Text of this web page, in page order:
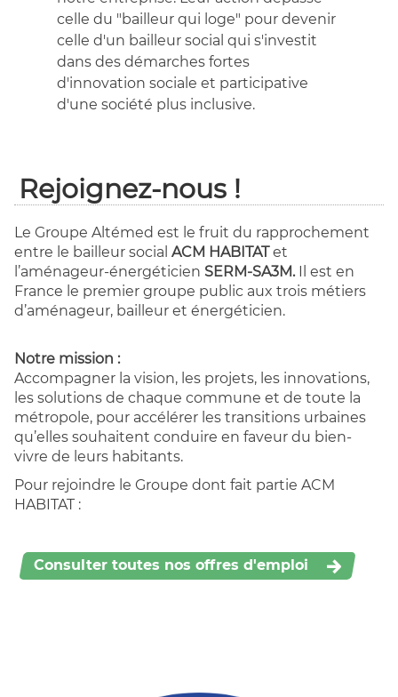
celle du "bailleur qui loge" pour devenir
celle d'un bailleur social qui s'investit
dans des démarches fortes
d'innovation sociale et participative
d'une société plus inclusive.
Rejoignez-nous !
Le Groupe Altémed est le fruit du rapprochement
entre le bailleur social ACM HABITATet
l’aménageur-énergéticien SERM-SA3M. Il est en
France le premier groupe public aux trois métiers
d’aménageur, bailleur et énergéticien.
Notre mission :
Accompagner la vision, les projets, les innovations,
les solutions de chaque commune et de toute la
métropole, pour accélérer les transitions urbaines
qu’elles souhaitent conduire en faveur du bien-
vivre de leurs habitants.
Pour rejoindre le Groupe dont fait partie ACM
HABITAT :
Consulter toutes nos offres d'emploi